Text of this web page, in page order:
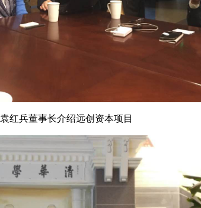
袁红兵董事长介绍远创资本项目